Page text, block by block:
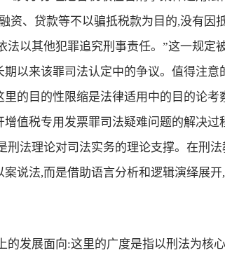
资、贷款等不以骗抵税款为目的,没有因
法以其他犯罪追究刑事责任。”这一规定
期以来该罪司法认定中的争议。值得注
里的目的性限缩是法律适用中的目的论
增值税专用发票罪司法疑难问题的解决
刑法理论对司法实务的理论支撑。在刑
案说法,而是借助语言分析和逻辑演绎展
发展面向:这里的广度是指以刑法为核